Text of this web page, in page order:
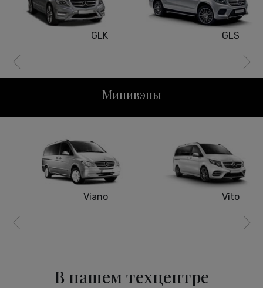
GLK GLS
Минивэны
Viano Vito
В нашем техцентре